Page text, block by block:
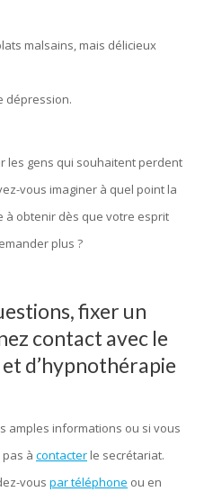
malsains, mais délicieux
dépression.
les gens qui souhaitent perdent
vous imaginer à quel point la
à obtenir dès que votre esprit
plus ?
fixer un
contact avec le
d’hypnothérapie
amples informations ou si vous
à contacter le secrétariat.
vous par téléphone ou en